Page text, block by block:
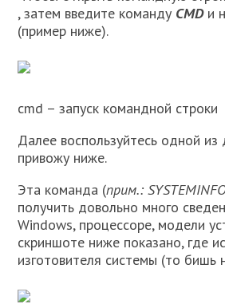
, затем введите команду CMD и
(пример ниже).
cmd – запуск командной строки
Далее воспользуйтесь одной из
привожу ниже.
Эта команда (прим.:
получить довольно много
Windows, процессоре, модели
скриншоте ниже показано, где
изготовителя системы (то бишь